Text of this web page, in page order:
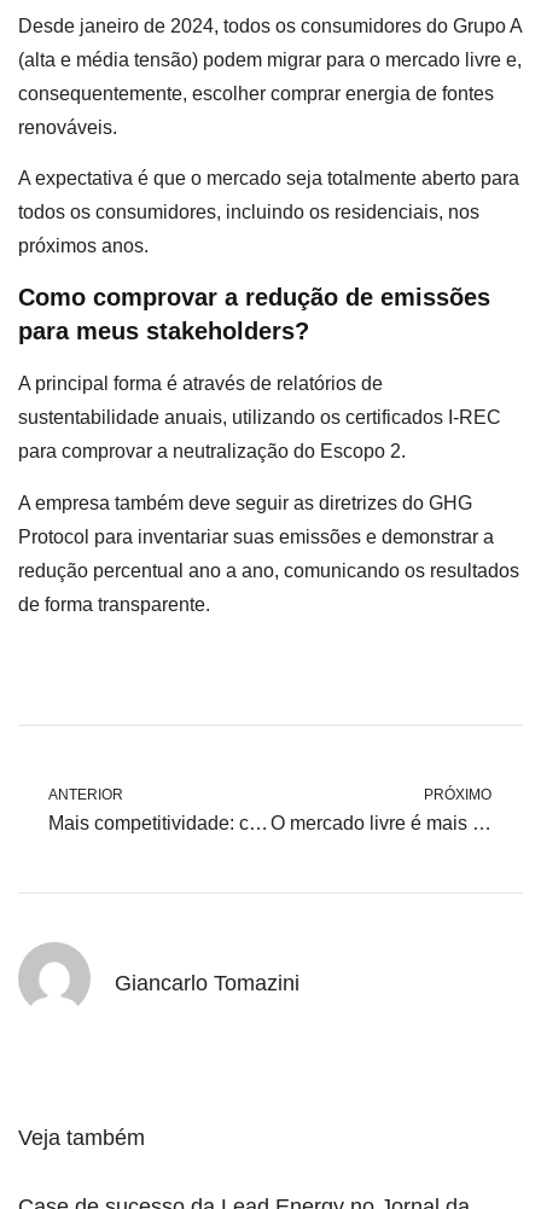
Desde janeiro de 2024, todos os consumidores do Grupo A
(alta e média tensão) podem migrar para o mercado livre e,
consequentemente, escolher comprar energia de fontes
renováveis.
A expectativa é que o mercado seja totalmente aberto para
todos os consumidores, incluindo os residenciais, nos
próximos anos.
Como comprovar a redução de emissões
para meus stakeholders?
A principal forma é através de relatórios de
sustentabilidade anuais, utilizando os certificados I-REC
para comprovar a neutralização do Escopo 2.
A empresa também deve seguir as diretrizes do GHG
Protocol para inventariar suas emissões e demonstrar a
redução percentual ano a ano, comunicando os resultados
de forma transparente.
ANTERIOR
Mais competitividade: como o ACL pode melhorar sua margem de lucro
PRÓXIMO
O mercado livre é mais transparente que o regulado?
Giancarlo Tomazini
Veja também